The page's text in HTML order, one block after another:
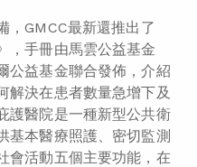
，GMCC最新還推出了
，手冊由馬雲公益基金
公益基金聯合發佈，介紹
解決在患者數量急增下及
護醫院是一種新型公共衛
基本醫療照護、密切監測
會活動五個主要功能，在